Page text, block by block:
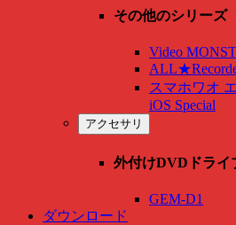
その他のシリーズ
Video
スマホワオ
iOS Special
アクセサリ
外付けDVDドライ
GEM-D1
ダウンロード